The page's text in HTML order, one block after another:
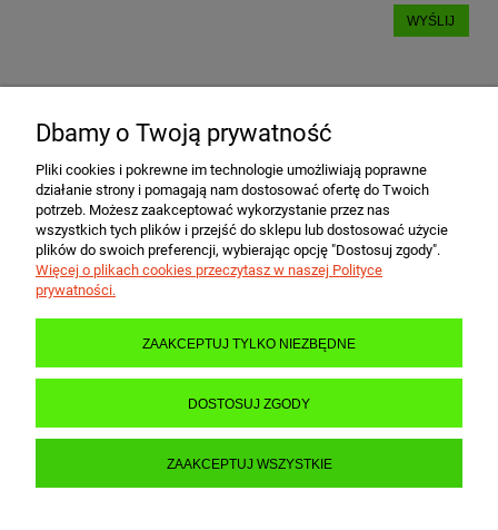
WYŚLIJ
POMOC
MOJE KONTO
PŁATNOŚCI I DOSTAWA
INFORMACJE
Dbamy o Twoją prywatność
Pliki cookies i pokrewne im technologie umożliwiają poprawne
działanie strony i pomagają nam dostosować ofertę do Twoich
potrzeb. Możesz zaakceptować wykorzystanie przez nas
wszystkich tych plików i przejść do sklepu lub dostosować użycie
plików do swoich preferencji, wybierając opcję "Dostosuj zgody".
Więcej o plikach cookies przeczytasz w naszej Polityce
prywatności.
ZAAKCEPTUJ TYLKO NIEZBĘDNE
DOSTOSUJ ZGODY
ZAAKCEPTUJ WSZYSTKIE